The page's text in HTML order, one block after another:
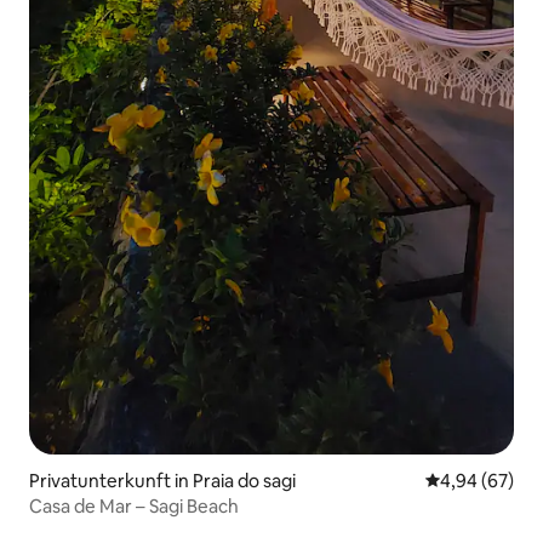
Privatunterkunft in Praia do sagi
4,94 (67)
Casa de Mar – Sagi Beach